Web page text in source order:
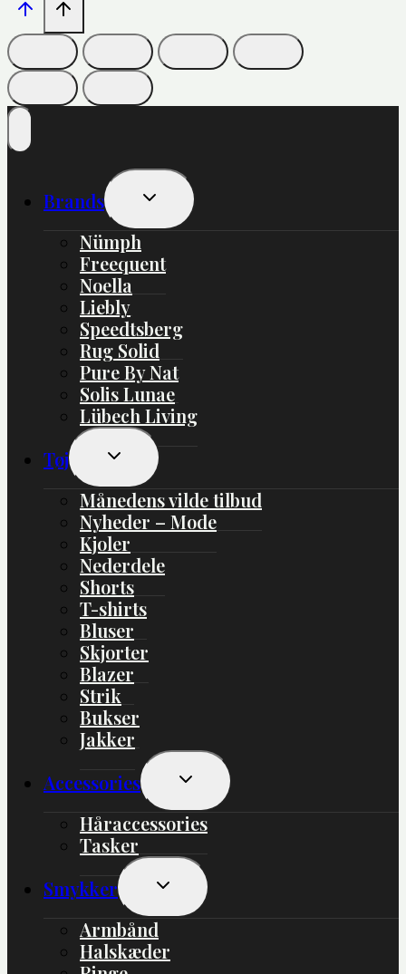
Brands
Skift
Undermenu
Nümph
Freequent
Noella
Liebly
Speedtsberg
Rug Solid
Pure By Nat
Solis Lunae
Lübech Living
Tøj
Skift
Undermenu
Månedens vilde tilbud
Nyheder – Mode
Kjoler
Nederdele
Shorts
T-shirts
Bluser
Skjorter
Blazer
Strik
Bukser
Jakker
Accessories
Skift
Undermenu
Håraccessories
Tasker
Smykker
Skift
Undermenu
Armbånd
Halskæder